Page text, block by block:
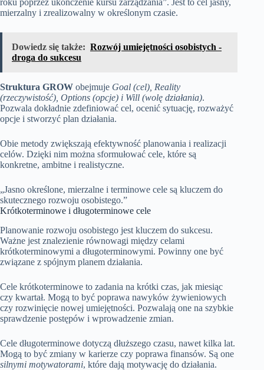
mierzalny i zrealizowalny w określonym czasie.
Dowiedz się także: Rozwój umiejętności osobistych -
droga do sukcesu
Struktura GROW obejmuje Goal (cel), Reality
(rzeczywistość), Options (opcje) i Will (wolę działania).
Pozwala dokładnie zdefiniować cel, ocenić sytuację, rozważyć
opcje i stworzyć plan działania.
Obie metody zwiększają efektywność planowania i realizacji
celów. Dzięki nim można sformułować cele, które są
konkretne, ambitne i realistyczne.
„Jasno określone, mierzalne i terminowe cele są kluczem do
skutecznego rozwoju osobistego.”
Krótkoterminowe i długoterminowe cele
Planowanie rozwoju osobistego jest kluczem do sukcesu.
Ważne jest znalezienie równowagi między celami
krótkoterminowymi a długoterminowymi. Powinny one być
związane z spójnym planem działania.
Cele krótkoterminowe to zadania na krótki czas, jak miesiąc
czy kwartał. Mogą to być poprawa nawyków żywieniowych
czy rozwinięcie nowej umiejętności. Pozwalają one na szybkie
sprawdzenie postępów i wprowadzenie zmian.
Cele długoterminowe dotyczą dłuższego czasu, nawet kilka lat.
Mogą to być zmiany w karierze czy poprawa finansów. Są one
silnymi motywatorami, które dają motywację do działania.